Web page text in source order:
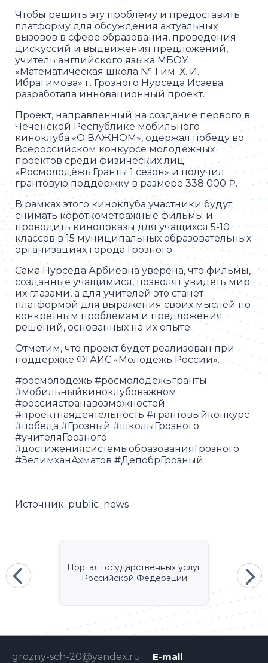
Чтобы решить эту проблему и предоставить
платформу для обсуждения актуальных
вызовов в сфере образования, проведения
дискуссий и выдвижения предложений,
учитель английского языка МБОУ
«Математическая школа № 1 им. Х. И.
Ибрагимова» г. Грозного Нурседа Исаева
разработала инновационный проект.
Проект, направленный на создание первого в
Чеченской Республике мобильного
киноклуба «О ВАЖНОМ», одержал победу во
Всероссийском конкурсе молодежных
проектов среди физических лиц
«Росмолодёжь.Гранты 1 сезон» и получил
грантовую поддержку в размере 338 000 ₽.
В рамках этого киноклуба участники будут
снимать короткометражные фильмы и
проводить кинопоказы для учащихся 5-10
классов в 15 муниципальных образовательных
организациях города Грозного.
Сама Нурседа Арбиевна уверена, что фильмы,
созданные учащимися, позволят увидеть мир
их глазами, а для учителей это станет
платформой для выражения своих мыслей по
конкретным проблемам и предложения
решений, основанных на их опыте.
Отметим, что проект будет реализован при
поддержке ФГАИС «Молодежь России».
#росмолодежь #росмолодежьгранты
#мобильныйкиноклубоважном
#россиястранавозможностей
#проектнаядеятельность #грантовыйконкурс
#победа #Грозный #школыГрозного
#учителяГрозного
#достижениясистемыобразованияГрозного
#ЗелимханАхматов #ДепобрГрозный
Источник: public_news
Портал государственных услуг
Российской Федерации
E-mail
grozny-sch-20@yandex.ru